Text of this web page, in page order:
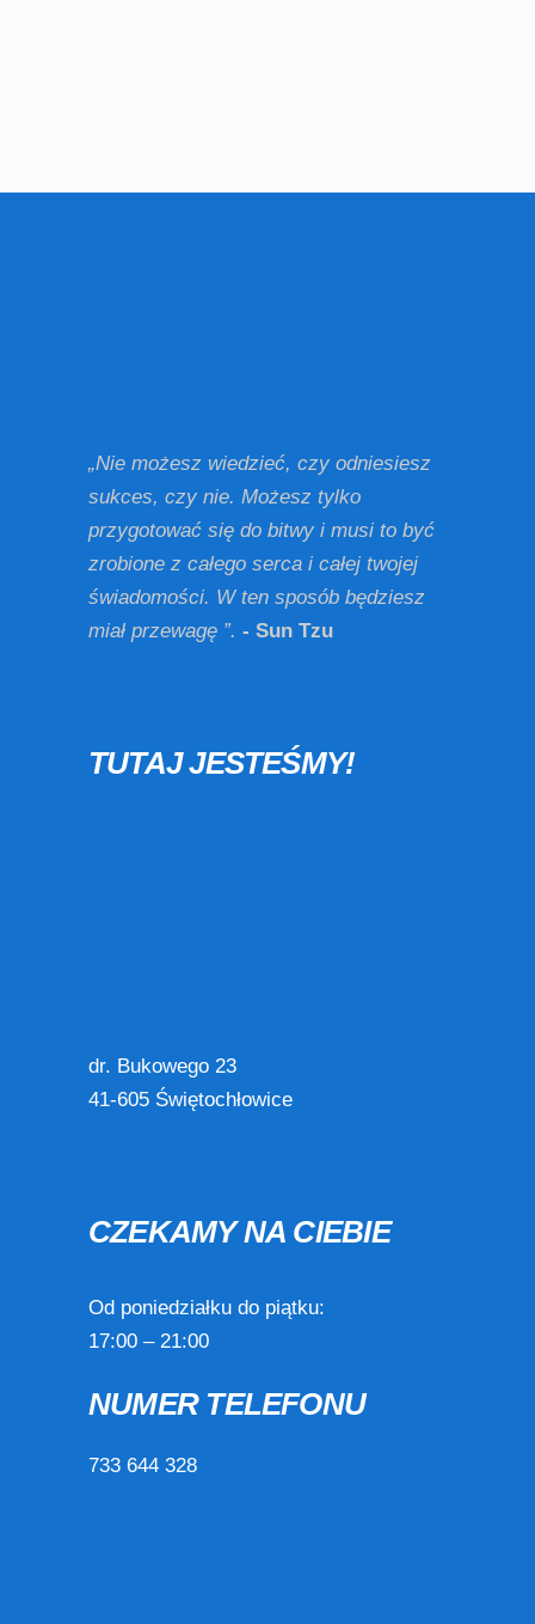
„Nie możesz wiedzieć, czy odniesiesz
sukces, czy nie. Możesz tylko
przygotować się do bitwy i musi to być
zrobione z całego serca i całej twojej
świadomości. W ten sposób będziesz
miał przewagę ”. - Sun Tzu
TUTAJ JESTEŚMY!
dr. Bukowego 23
41-605 Świętochłowice
CZEKAMY NA CIEBIE
Od poniedziałku do piątku:
17:00 – 21:00
NUMER TELEFONU
733 644 328